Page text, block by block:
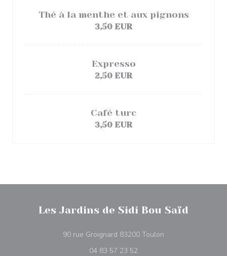
Thé à la menthe et aux pignons
3,50 EUR
Expresso
2,50 EUR
Café turc
3,50 EUR
Les Jardins de Sidi Bou Saïd
90 rue Groignard 83200 Toulon
04 83 57 23 52